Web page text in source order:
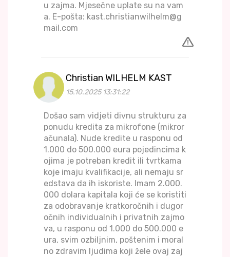
u zajma. Mjesečne uplate su na vam
a. E-pošta: kast.christianwilhelm@g
mail.com
Christian WILHELM KAST
15.10.2025 13:31:22
Došao sam vidjeti divnu strukturu za
ponudu kredita za mikrofone (mikror
ačunala). Nude kredite u rasponu od
1.000 do 500.000 eura pojedincima k
ojima je potreban kredit ili tvrtkama
koje imaju kvalifikacije, ali nemaju sr
edstava da ih iskoriste. Imam 2.000.
000 dolara kapitala koji će se koristiti
za odobravanje kratkoročnih i dugor
očnih individualnih i privatnih zajmo
va, u rasponu od 1.000 do 500.000 e
ura, svim ozbiljnim, poštenim i moral
no zdravim ljudima koji žele ovaj zaj